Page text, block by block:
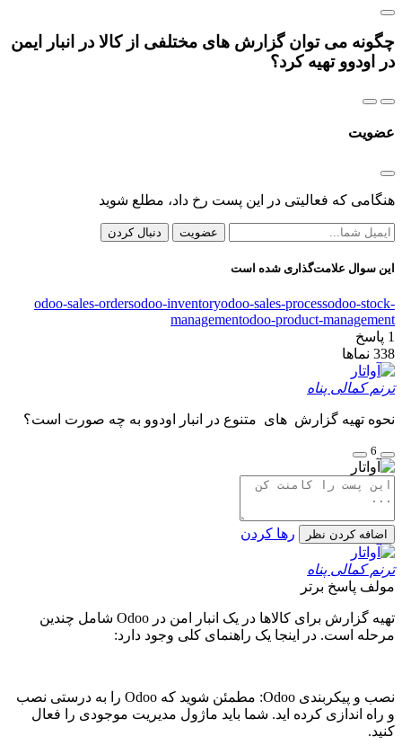
چگونه می توان گزارش های مختلفی از کالا در انبار ایمن
در اودوو تهیه کرد؟
عضویت
هنگامی که فعالیتی در این پست رخ داد، مطلع شوید
عضویت دنبال کردن
این سوال علامت‌گذاری شده است
odoo-sales-ordersodoo-inventoryodoo-sales-processodoo-stock-
managementodoo-product-management
1 پاسخ
338 نماها
ترنم کمالی پناه
نحوه تهیه گزارش های متنوع در انبار اودوو به چه صورت است؟
6
اضافه کردن نظر رها کردن
ترنم کمالی پناه
مولف پاسخ برتر
تهیه گزارش برای کالاها در یک انبار امن در Odoo شامل چندین
مرحله است. در اینجا یک راهنمای کلی وجود دارد:
نصب و پیکربندی Odoo: مطمئن شوید که Odoo را به درستی نصب
و راه اندازی کرده اید. شما باید ماژول مدیریت موجودی را فعال
کنید.